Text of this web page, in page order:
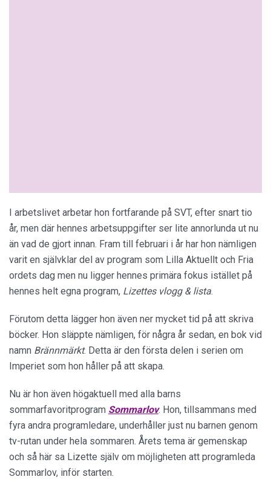
I arbetslivet arbetar hon fortfarande på SVT, efter snart tio
år, men där hennes arbetsuppgifter ser lite annorlunda ut nu
än vad de gjort innan. Fram till februari i år har hon nämligen
varit en självklar del av program som Lilla Aktuellt och Fria
ordets dag men nu ligger hennes primära fokus istället på
hennes helt egna program, Lizettes vlogg & lista.
Förutom detta lägger hon även ner mycket tid på att skriva
böcker. Hon släppte nämligen, för några år sedan, en bok vid
namn Brännmärkt. Detta är den första delen i serien om
Imperiet som hon håller på att skapa.
Nu är hon även högaktuell med alla barns
sommarfavoritprogram Sommarlov. Hon, tillsammans med
fyra andra programledare, underhåller just nu barnen genom
tv-rutan under hela sommaren. Årets tema är gemenskap
och så här sa Lizette själv om möjligheten att programleda
Sommarlov, inför starten.